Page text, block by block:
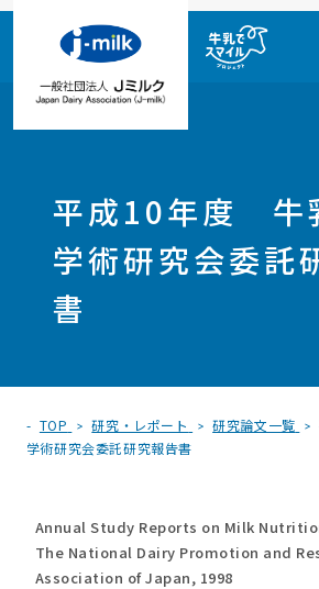
平成10年度 牛
学術研究会委託
書
TOP 研究・レポート 研究論文一覧
学術研究会委託研究報告書
Annual Study Reports on Milk
The National Dairy Promotion and
Association of Japan, 1998